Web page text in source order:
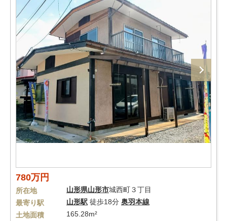
780万円
所在地 山形県山形市城西町３丁目
最寄り駅
山形駅 徒歩18分 奥羽本線
土地面積
165.28m²